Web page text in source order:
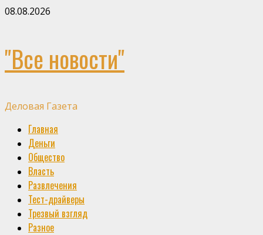
Skip
08.08.2026
"Все новости"
Деловая Газета
Primary
Menu
Главная
Деньги
Общество
Власть
Развлечения
Тест-драйверы
Трезвый взгляд
Разное